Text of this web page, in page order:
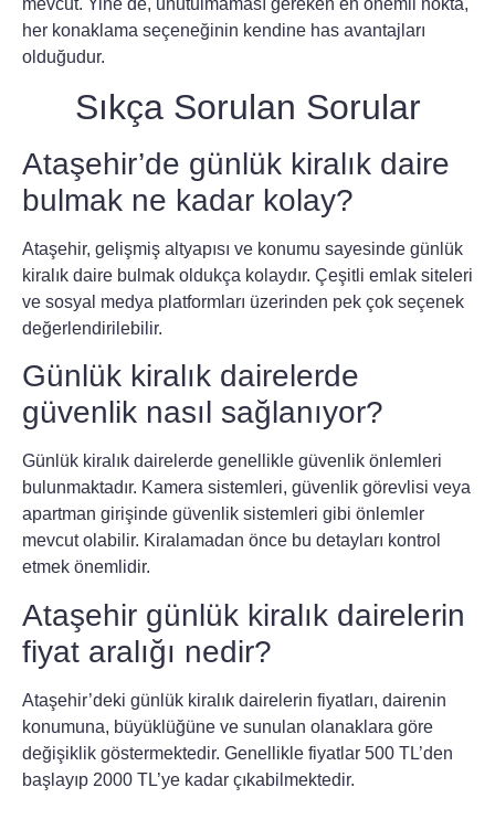
her konaklama seçeneğinin kendine has avantajları
olduğudur.
Sıkça Sorulan Sorular
Ataşehir’de günlük kiralık daire
bulmak ne kadar kolay?
Ataşehir, gelişmiş altyapısı ve konumu sayesinde günlük
kiralık daire bulmak oldukça kolaydır. Çeşitli emlak siteleri
ve sosyal medya platformları üzerinden pek çok seçenek
değerlendirilebilir.
Günlük kiralık dairelerde
güvenlik nasıl sağlanıyor?
Günlük kiralık dairelerde genellikle güvenlik önlemleri
bulunmaktadır. Kamera sistemleri, güvenlik görevlisi veya
apartman girişinde güvenlik sistemleri gibi önlemler
mevcut olabilir. Kiralamadan önce bu detayları kontrol
etmek önemlidir.
Ataşehir günlük kiralık dairelerin
fiyat aralığı nedir?
Ataşehir’deki günlük kiralık dairelerin fiyatları, dairenin
konumuna, büyüklüğüne ve sunulan olanaklara göre
değişiklik göstermektedir. Genellikle fiyatlar 500 TL’den
başlayıp 2000 TL’ye kadar çıkabilmektedir.